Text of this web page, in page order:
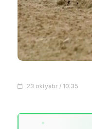
23 oktyabr / 10:35